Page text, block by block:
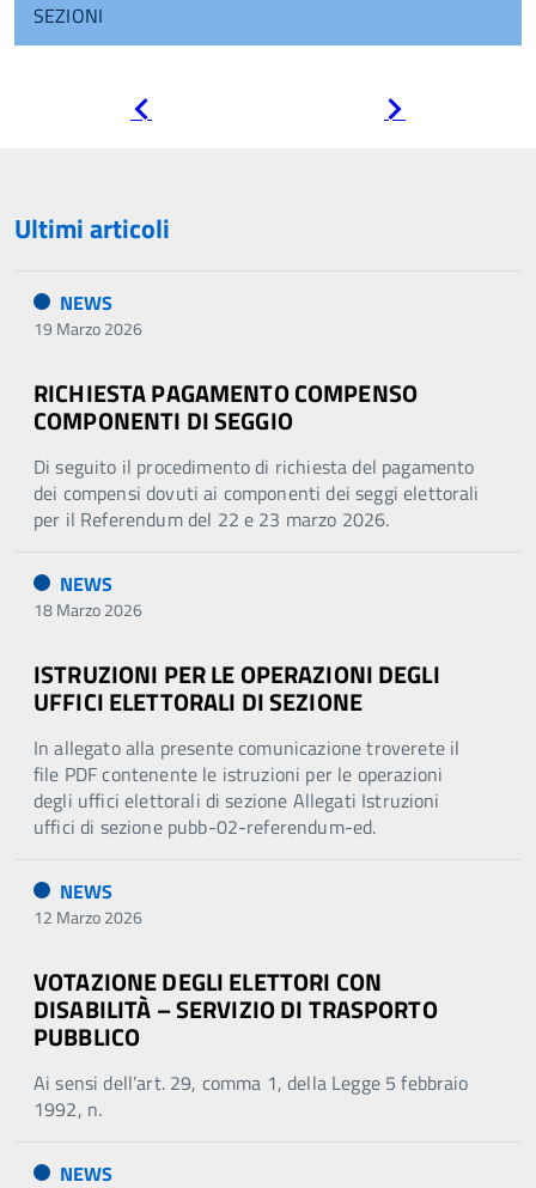
SEZIONI
Ultimi articoli
NEWS
19 Marzo 2026
RICHIESTA PAGAMENTO COMPENSO
COMPONENTI DI SEGGIO
Di seguito il procedimento di richiesta del pagamento
dei compensi dovuti ai componenti dei seggi elettorali
per il Referendum del 22 e 23 marzo 2026.
NEWS
18 Marzo 2026
ISTRUZIONI PER LE OPERAZIONI DEGLI
UFFICI ELETTORALI DI SEZIONE
In allegato alla presente comunicazione troverete il
file PDF contenente le istruzioni per le operazioni
degli uffici elettorali di sezione Allegati Istruzioni
uffici di sezione pubb-02-referendum-ed.
NEWS
12 Marzo 2026
VOTAZIONE DEGLI ELETTORI CON
DISABILITÀ – SERVIZIO DI TRASPORTO
PUBBLICO
Ai sensi dell’art. 29, comma 1, della Legge 5 febbraio
1992, n.
NEWS